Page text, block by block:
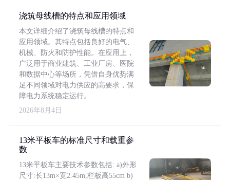
浇筑母线槽的特点和应用领域
本文详细介绍了浇筑母线槽的特点和
应用领域。其特点包括良好的电气、
机械、防火和防护性能。在应用上，
广泛用于商业建筑、工业厂房、医院
和数据中心等场所，凭借自身优势满
足不同领域对电力供应的高要求，保
障电力系统稳定运行。
2026年8月4日
13米平板车的标准尺寸和载重参
数
13米平板车主要技术参数包括: a)外形
尺寸:长13m×宽2.45m,栏板高55cm b)